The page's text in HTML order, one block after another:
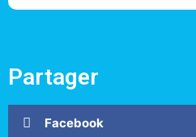
Partager
Facebook